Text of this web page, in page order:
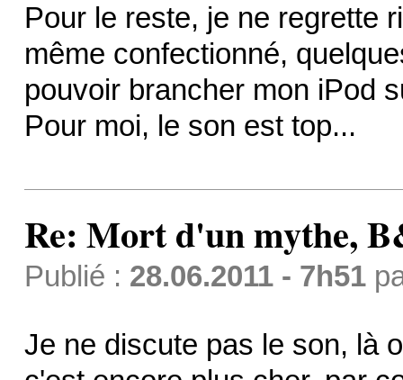
Pour le reste, je ne regrette
même confectionné,
pouvoir brancher mon iPod
Pour moi, le son est top...
Re: Mort d'un mythe,
Publié : 28.06.2011 - 7h51
Je ne discute pas le son, là